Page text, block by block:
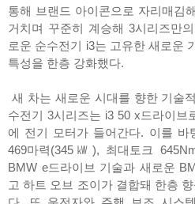
통해 브랜드 아이콘으로 자리매김
거치며 꾸준히 계승해 3시리즈만
로운 순수전기 i3는 고유한 새로운
특성을 한층 강화했다.
새 차는 새로운 시대를 향한 기술
수전기 3시리즈는 i3 50 x드라이브
에 전기 모터가 들어간다. 이를 바
469마력(345㎾), 최대토크
BMW e드라이브 기술과 새로운
고 하트 오브 조이가 결합돼 한층